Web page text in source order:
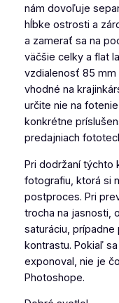
nám dovoľuje
hĺbke ostrosti a
a zamerať sa na
väčšie celky a flat
vzdialenosť 85 mm
vhodné na
určite nie na
konkrétne
predajniach
Pri dodržaní týchto
fotografiu, ktorá si
postproces. Pri
trocha na jasnosti,
saturáciu,
kontrastu. Pokiaľ
exponoval, nie je
Photoshope.